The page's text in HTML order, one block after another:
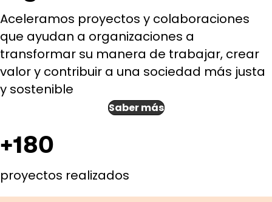
Aceleramos proyectos y colaboraciones
que ayudan a organizaciones a
transformar su manera de trabajar, crear
valor y contribuir a una sociedad más justa
y sostenible
Saber más
+180
proyectos realizados